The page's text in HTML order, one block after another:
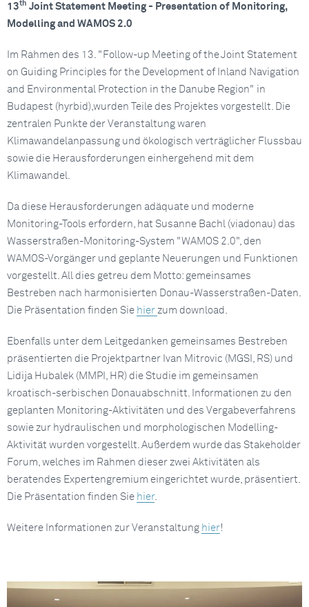
13th Joint Statement Meeting - Presentation of Monitoring,
Modelling and WAMOS 2.0
Im Rahmen des 13. "Follow-up Meeting of the Joint Statement
on Guiding Principles for the Development of Inland Navigation
and Environmental Protection in the Danube Region" in
Budapest (hyrbid),wurden Teile des Projektes vorgestellt. Die
zentralen Punkte der Veranstaltung waren
Klimawandelanpassung und ökologisch verträglicher Flussbau
sowie die Herausforderungen einhergehend mit dem
Klimawandel.
Da diese Herausforderungen adäquate und moderne
Monitoring-Tools erfordern, hat Susanne Bachl (viadonau) das
Wasserstraßen-Monitoring-System "WAMOS 2.0", den
WAMOS-Vorgänger und geplante Neuerungen und Funktionen
vorgestellt. All dies getreu dem Motto: gemeinsames
Bestreben nach harmonisierten Donau-Wasserstraßen-Daten.
Die Präsentation finden Sie hier zum download.
Ebenfalls unter dem Leitgedanken gemeinsames Bestreben
präsentierten die Projektpartner Ivan Mitrovic (MGSI, RS) und
Lidija Hubalek (MMPI, HR) die Studie im gemeinsamen
kroatisch-serbischen Donauabschnitt. Informationen zu den
geplanten Monitoring-Aktivitäten und des Vergabeverfahrens
sowie zur hydraulischen und morphologischen Modelling-
Aktivität wurden vorgestellt. Außerdem wurde das Stakeholder
Forum, welches im Rahmen dieser zwei Aktivitäten als
beratendes Expertengremium eingerichtet wurde, präsentiert.
Die Präsentation finden Sie hier.
Weitere Informationen zur Veranstaltung hier!